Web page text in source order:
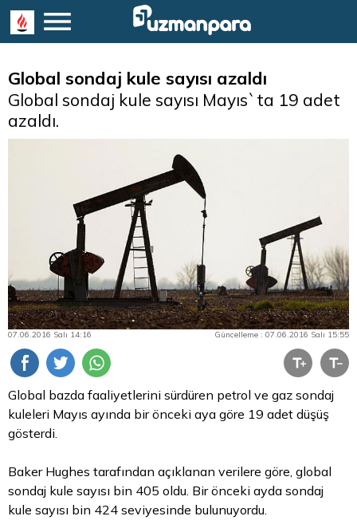
Global sondaj kule sayısı azaldı
Global sondaj kule sayısı Mayıs`ta 19 adet
azaldı.
07.06.2016 Salı 14:16 Güncelleme : 07.06.2016 Salı 15:55
Global bazda faaliyetlerini sürdüren petrol ve gaz sondaj
kuleleri Mayıs ayında bir önceki aya göre 19 adet düşüş
gösterdi.
Baker Hughes tarafından açıklanan verilere göre, global
sondaj kule sayısı bin 405 oldu. Bir önceki ayda sondaj
kule sayısı bin 424 seviyesinde bulunuyordu.